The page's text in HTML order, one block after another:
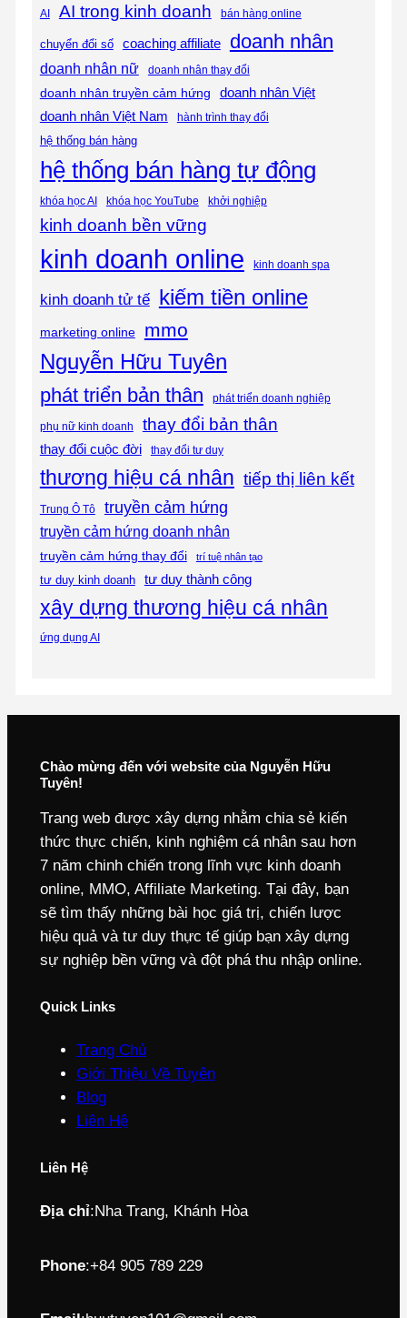
AI AI trong kinh doanh bán hàng online
chuyển đổi số coaching affiliate doanh nhân
doanh nhân nữ doanh nhân thay đổi
doanh nhân truyền cảm hứng
doanh nhân Việt
doanh nhân Việt Nam
hành trình thay đổi
hệ thống bán hàng
hệ thống bán hàng tự động
khóa học AI khóa học YouTube khởi nghiệp
kinh doanh bền vững
kinh doanh online kinh doanh spa
kinh doanh tử tế kiếm tiền online
marketing online mmo
Nguyễn Hữu Tuyên
phát triển bản thân phát triển doanh nghiệp
phụ nữ kinh doanh thay đổi bản thân
thay đổi cuộc đời thay đổi tư duy
thương hiệu cá nhân tiếp thị liên kết
Trung Ô Tô truyền cảm hứng
truyền cảm hứng doanh nhân
truyền cảm hứng thay đổi trí tuệ nhân tạo
tư duy kinh doanh tư duy thành công
xây dựng thương hiệu cá nhân
ứng dụng AI
Chào mừng đến với website của Nguyễn Hữu
Tuyên!
Trang web được xây dựng nhằm chia sẻ kiến
thức thực chiến, kinh nghiệm cá nhân sau hơn
7 năm chinh chiến trong lĩnh vực kinh doanh
online, MMO, Affiliate Marketing. Tại đây, bạn
sẽ tìm thấy những bài học giá trị, chiến lược
hiệu quả và tư duy thực tế giúp bạn xây dựng
sự nghiệp bền vững và đột phá thu nhập online.
Quick Links
Trang Chủ
Giới Thiệu Về Tuyên
Blog
Liên Hệ
Liên Hệ
Địa chỉ:Nha Trang, Khánh Hòa
Phone:+84 905 789 229